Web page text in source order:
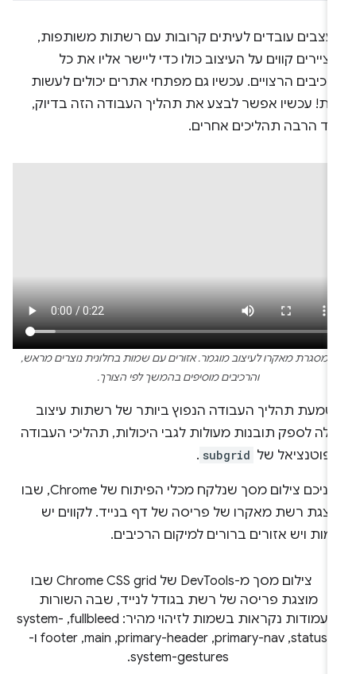
עובדים לעיתים קרובות עם רשתות משותפות,
קווים על העיצוב כולו כדי ליישר אליו את כל
הרצויים. עכשיו גם מפתחי אתרים יכולים לעשות
עכשיו אפשר לבצע את תהליך העבודה הזה בדיוק,
הרבה תהליכים אחרים.
ממסגרת מאקרו לעיצוב מוגמר. אזורים עם שמות בחלונית נוצרים מראש,
והרכיבים מוסיפים בהמשך לפי הצורך.
תהליך העבודה הנפוץ ביותר של רשתות עיצוב
לספק תובנות מעולות לגבי היכולות, תהליכי העבודה
של subgrid
.
לפניכם צילום מסך שנלקח מכלי הפיתוח של Chrome, שבו
רשת מאקרו של פריסה של דף בנייד. לקווים יש
ויש אזורים ברורים למיקום הרכיבים.